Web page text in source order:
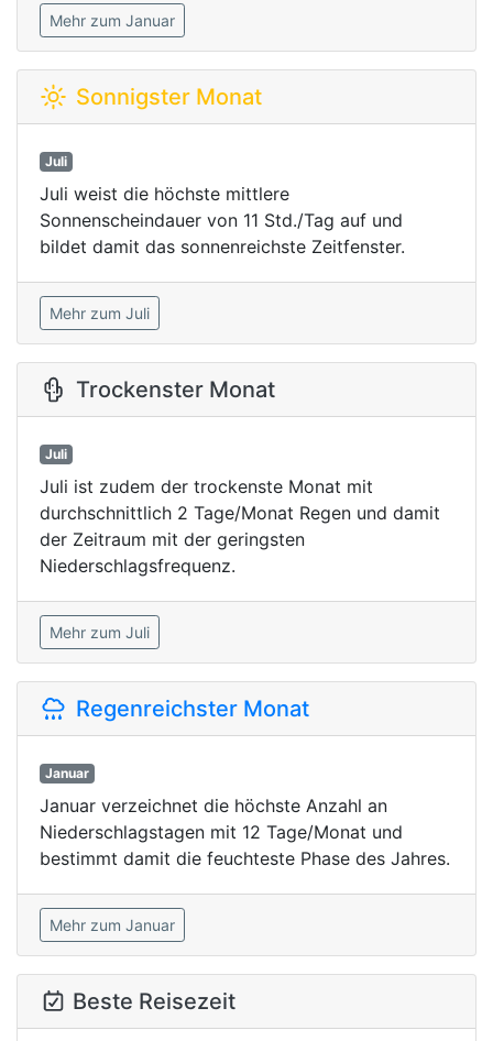
Mehr zum Januar
Sonnigster Monat
Juli
Juli weist die höchste mittlere
Sonnenscheindauer von 11 Std./Tag auf und
bildet damit das sonnenreichste Zeitfenster.
Mehr zum Juli
Trockenster Monat
Juli
Juli ist zudem der trockenste Monat mit
durchschnittlich 2 Tage/Monat Regen und damit
der Zeitraum mit der geringsten
Niederschlagsfrequenz.
Mehr zum Juli
Regenreichster Monat
Januar
Januar verzeichnet die höchste Anzahl an
Niederschlagstagen mit 12 Tage/Monat und
bestimmt damit die feuchteste Phase des Jahres.
Mehr zum Januar
Beste Reisezeit